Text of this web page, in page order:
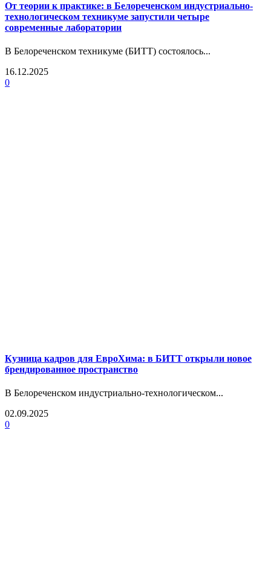
От теории к практике: в Белореченском индустриально-
технологическом техникуме запустили четыре
современные лаборатории
В Белореченском техникуме (БИТТ) состоялось...
16.12.2025
0
Кузница кадров для ЕвроХима: в БИТТ открыли новое
брендированное пространство
В Белореченском индустриально-технологическом...
02.09.2025
0